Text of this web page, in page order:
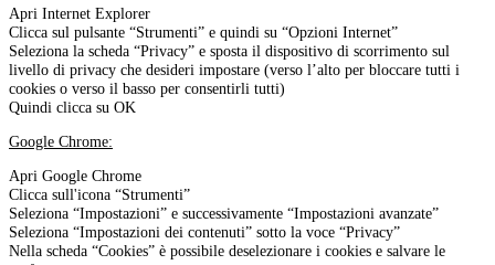
Apri Internet Explorer
Clicca sul pulsante “Strumenti” e quindi su “Opzioni Internet”
Seleziona la scheda “Privacy” e sposta il dispositivo di scorrimento sul
livello di privacy che desideri impostare (verso l’alto per bloccare tutti i
cookies o verso il basso per consentirli tutti)
Quindi clicca su OK
Google Chrome:
Apri Google Chrome
Clicca sull'icona “Strumenti”
Seleziona “Impostazioni” e successivamente “Impostazioni avanzate”
Seleziona “Impostazioni dei contenuti” sotto la voce “Privacy”
Nella scheda “Cookies” è possibile deselezionare i cookies e salvare le